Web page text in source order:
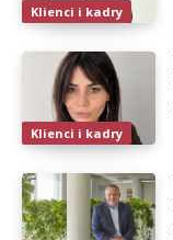
Klienci i kadry
Klienci i kadry